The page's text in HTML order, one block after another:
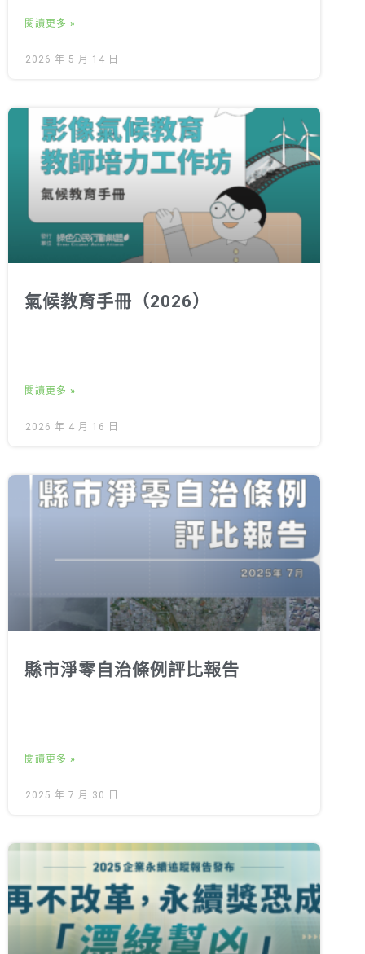
閱讀更多 »
2026 年 5 月 14 日
氣候教育手冊（2026）
閱讀更多 »
2026 年 4 月 16 日
縣市淨零自治條例評比報告
閱讀更多 »
2025 年 7 月 30 日